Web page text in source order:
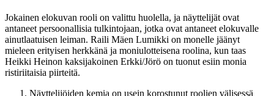
Jokainen elokuvan rooli on valittu huolella, ja näyttelijät ovat
antaneet persoonallisia tulkintojaan, jotka ovat antaneet elokuvalle
ainutlaatuisen leiman. Raili Mäen Lumikki on monelle jäänyt
mieleen erityisen herkkänä ja moniulotteisena roolina, kun taas
Heikki Heinon kaksijakoinen Erkki/Jörö on tuonut esiin monia
ristiriitaisia piirteitä.
Näyttelijöiden kemia on usein korostunut roolien välisessä